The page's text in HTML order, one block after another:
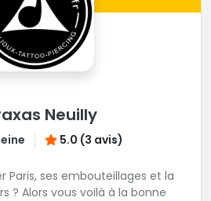
Neuilly
5.0 (3 avis)
Paris, ses embouteillages et la
? Alors vous voilà à la bonne